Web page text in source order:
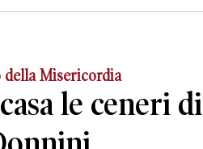
della Misericordia
le ceneri di